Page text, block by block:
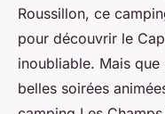
Roussillon, ce
pour découvrir le
inoubliable. Mais
belles soirées